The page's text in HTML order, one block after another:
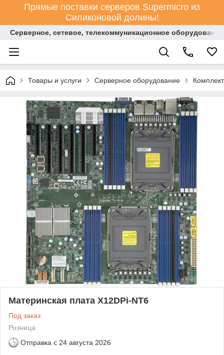
Прямые поставки серверов Supermicro из
Силиконовой долины!
Серверное, сетевое, телекоммуникационное
Товары и услуги Серверное оборудование
Материнская плата X12DPi-NT6
Под заказ
Розница
Отправка с 24 августа 2026